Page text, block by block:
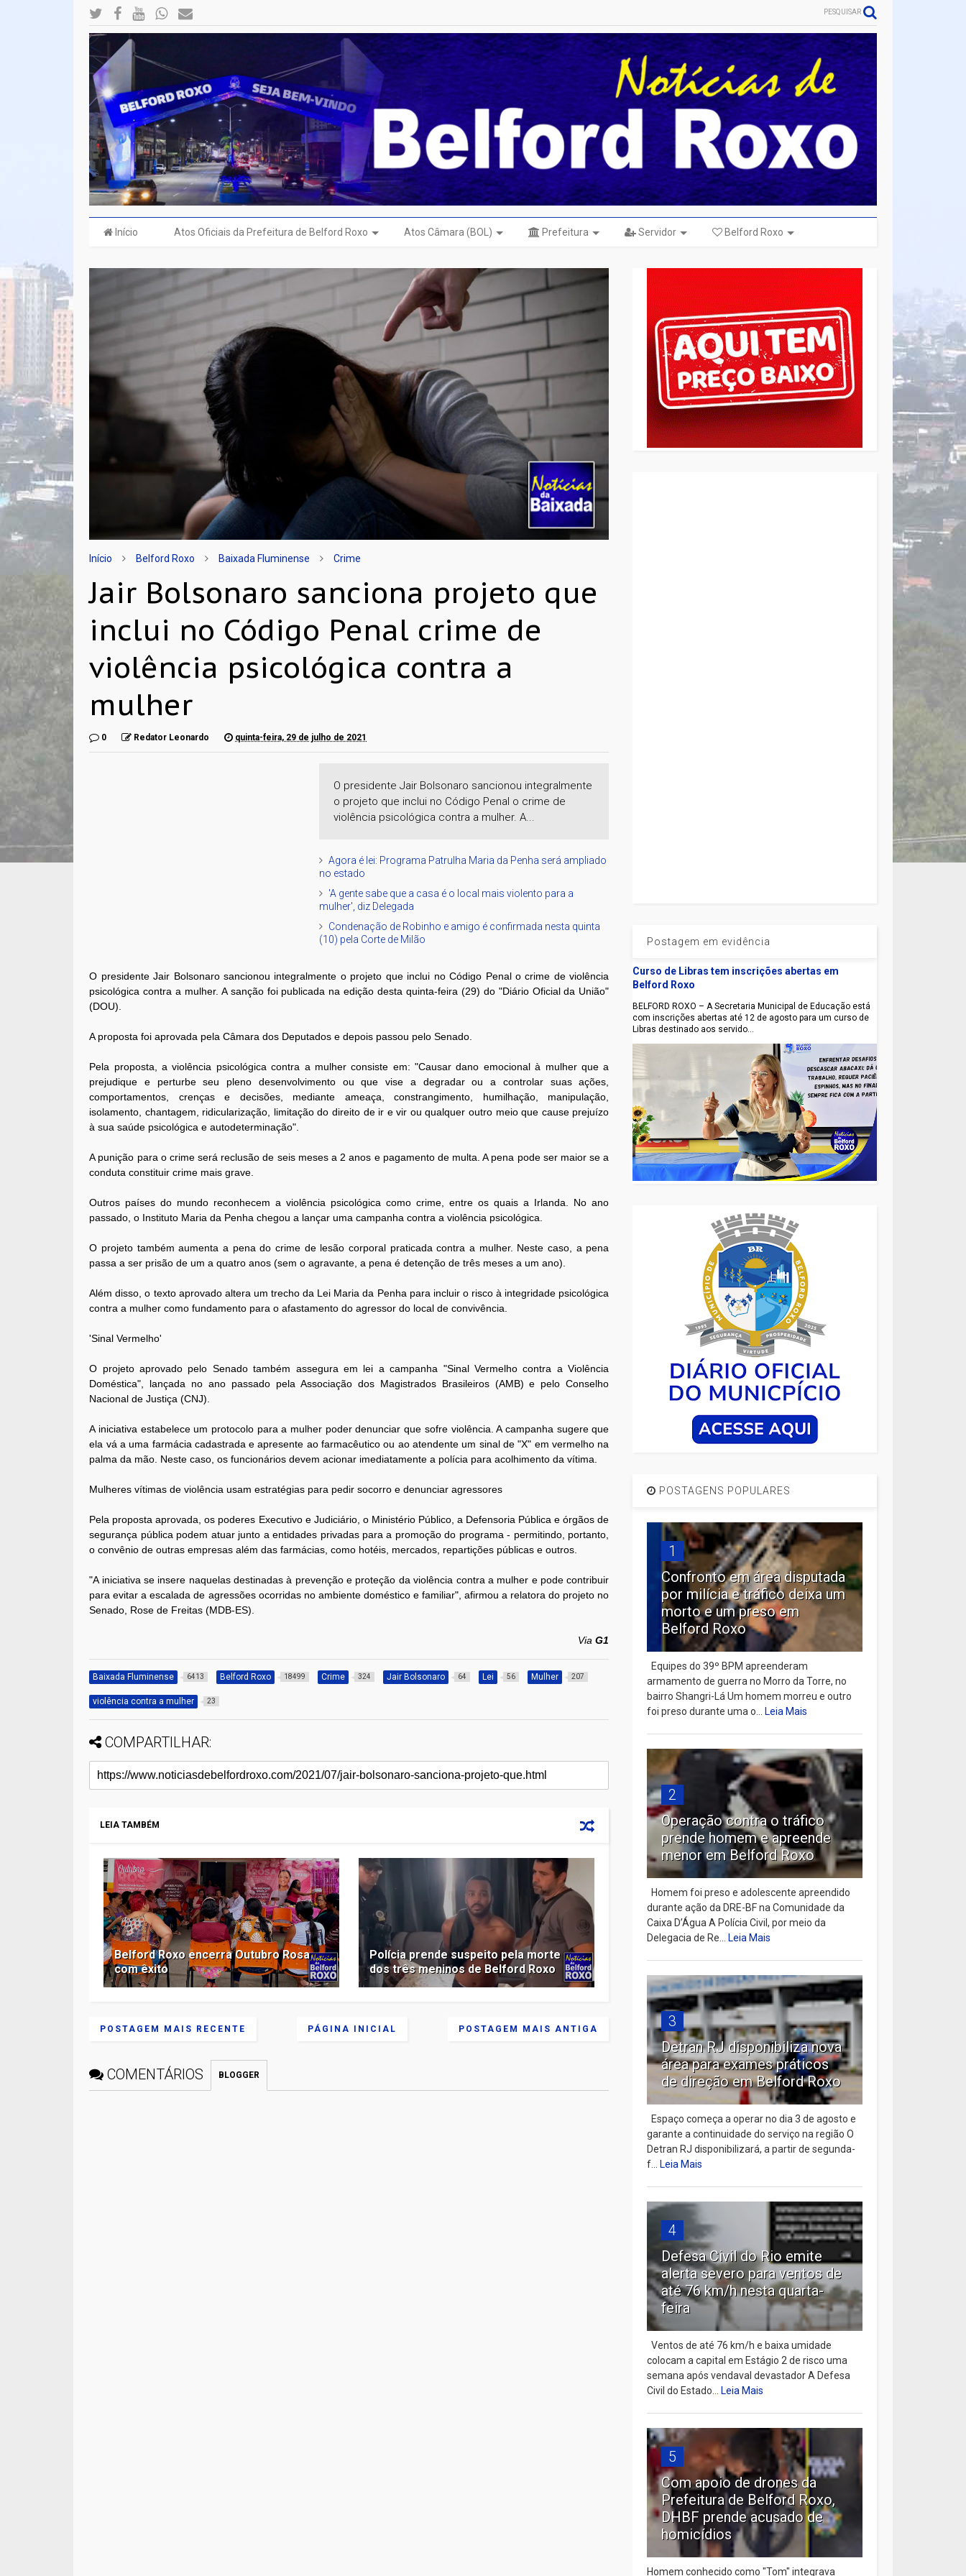
PESQUISAR
Início Atos Oficiais da Prefeitura de Belford Roxo Atos Câmara (BOL) Prefeitura Servidor Belford Roxo
Início Belford Roxo Baixada Fluminense Crime
Jair Bolsonaro sanciona projeto que
inclui no Código Penal crime de
violência psicológica contra a
mulher
0 Redator Leonardo quinta-feira, 29 de julho de 2021
O presidente Jair Bolsonaro sancionou integralmente
o projeto que inclui no Código Penal o crime de
violência psicológica contra a mulher. A...
Agora é lei: Programa Patrulha Maria da Penha será ampliado
no estado
'A gente sabe que a casa é o local mais violento para a
mulher', diz Delegada
Condenação de Robinho e amigo é confirmada nesta quinta
(10) pela Corte de Milão
O presidente Jair Bolsonaro sancionou integralmente o projeto que inclui no Código Penal o crime de violência
psicológica contra a mulher. A sanção foi publicada na edição desta quinta-feira (29) do "Diário Oficial da União"
(DOU).
A proposta foi aprovada pela Câmara dos Deputados e depois passou pelo Senado.
Pela proposta, a violência psicológica contra a mulher consiste em: "Causar dano emocional à mulher que a
prejudique e perturbe seu pleno desenvolvimento ou que vise a degradar ou a controlar suas ações,
comportamentos, crenças e decisões, mediante ameaça, constrangimento, humilhação, manipulação,
isolamento, chantagem, ridicularização, limitação do direito de ir e vir ou qualquer outro meio que cause prejuízo
à sua saúde psicológica e autodeterminação".
A punição para o crime será reclusão de seis meses a 2 anos e pagamento de multa. A pena pode ser maior se a
conduta constituir crime mais grave.
Outros países do mundo reconhecem a violência psicológica como crime, entre os quais a Irlanda. No ano
passado, o Instituto Maria da Penha chegou a lançar uma campanha contra a violência psicológica.
O projeto também aumenta a pena do crime de lesão corporal praticada contra a mulher. Neste caso, a pena
passa a ser prisão de um a quatro anos (sem o agravante, a pena é detenção de três meses a um ano).
Além disso, o texto aprovado altera um trecho da Lei Maria da Penha para incluir o risco à integridade psicológica
contra a mulher como fundamento para o afastamento do agressor do local de convivência.
'Sinal Vermelho'
O projeto aprovado pelo Senado também assegura em lei a campanha "Sinal Vermelho contra a Violência
Doméstica", lançada no ano passado pela Associação dos Magistrados Brasileiros (AMB) e pelo Conselho
Nacional de Justiça (CNJ).
A iniciativa estabelece um protocolo para a mulher poder denunciar que sofre violência. A campanha sugere que
ela vá a uma farmácia cadastrada e apresente ao farmacêutico ou ao atendente um sinal de "X" em vermelho na
palma da mão. Neste caso, os funcionários devem acionar imediatamente a polícia para acolhimento da vítima.
Mulheres vítimas de violência usam estratégias para pedir socorro e denunciar agressores
Pela proposta aprovada, os poderes Executivo e Judiciário, o Ministério Público, a Defensoria Pública e órgãos de
segurança pública podem atuar junto a entidades privadas para a promoção do programa - permitindo, portanto,
o convênio de outras empresas além das farmácias, como hotéis, mercados, repartições públicas e outros.
"A iniciativa se insere naquelas destinadas à prevenção e proteção da violência contra a mulher e pode contribuir
para evitar a escalada de agressões ocorridas no ambiente doméstico e familiar", afirmou a relatora do projeto no
Senado, Rose de Freitas (MDB-ES).
ViaG1
Baixada Fluminense 6413 Belford Roxo 18499 Crime 324 Jair Bolsonaro 64 Lei 56 Mulher 207
violência contra a mulher 23
COMPARTILHAR:
LEIA TAMBÉM
Belford Roxo encerra Outubro Rosa
com êxito
Polícia prende suspeito pela morte
dos três meninos de Belford Roxo
POSTAGEM MAIS RECENTE POSTAGEM MAIS ANTIGA
PÁGINA INICIAL
COMENTÁRIOS BLOGGER
Postagem em evidência
Curso de Libras tem inscrições abertas em
Belford Roxo
BELFORD ROXO – A Secretaria Municipal de Educação está
com inscrições abertas até 12 de agosto para um curso de
Libras destinado aos servido...
POSTAGENS POPULARES
1
Confronto em área disputada
por milícia e tráfico deixa um
morto e um preso em
Belford Roxo
Equipes do 39º BPM apreenderam
armamento de guerra no Morro da Torre, no
bairro Shangri-Lá Um homem morreu e outro
foi preso durante uma o...Leia Mais
2
Operação contra o tráfico
prende homem e apreende
menor em Belford Roxo
Homem foi preso e adolescente apreendido
durante ação da DRE-BF na Comunidade da
Caixa D’Água A Polícia Civil, por meio da
Delegacia de Re...Leia Mais
3
Detran RJ disponibiliza nova
área para exames práticos
de direção em Belford Roxo
Espaço começa a operar no dia 3 de agosto e
garante a continuidade do serviço na região O
Detran RJ disponibilizará, a partir de segunda-
f...Leia Mais
4
Defesa Civil do Rio emite
alerta severo para ventos de
até 76 km/h nesta quarta-
feira
Ventos de até 76 km/h e baixa umidade
colocam a capital em Estágio 2 de risco uma
semana após vendaval devastador A Defesa
Civil do Estado...Leia Mais
5
Com apoio de drones da
Prefeitura de Belford Roxo,
DHBF prende acusado de
homicídios
Homem conhecido como "Tom" integrava